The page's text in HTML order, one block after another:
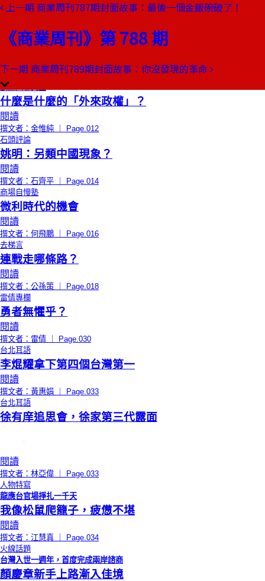
上一期 商業周刊787期封面故事：最後一個金飯碗破了！
《商業周刊》第 788 期
下一期 商業周刊789期封面故事：你沒發現的革命
本期目錄
限時免費總編輯的話
兩千公里雲和月
閱讀
撰文者：王文靜 ｜ Page.010
創辦人聊天室
什麼是什麼的「外來政權」？
閱讀
撰文者：金惟純 ｜ Page.012
石頭評論
姚明：另類中國現象？
閱讀
撰文者：石齊平 ｜ Page.014
商場自慢塾
微利時代的機會
閱讀
撰文者：何飛鵬 ｜ Page.016
去梯言
連戰走哪條路？
閱讀
撰文者：公孫策 ｜ Page.018
雷倩專欄
勇者無懼乎？
閱讀
撰文者：雷倩 ｜ Page.030
台北耳語
李焜耀拿下第四個台灣第一
閱讀
撰文者：黃惠娟 ｜ Page.033
台北耳語
徐有庠追思會，徐家第三代露面
閱讀
撰文者：林亞偉 ｜ Page.033
人物特寫
龍應台官場掙扎一千天
我像松鼠爬籠子，疲憊不堪
閱讀
撰文者：江慧真 ｜ Page.034
火線話題
台灣入世一週年，首度完成兩岸諮商
顏慶章新手上路漸入佳境